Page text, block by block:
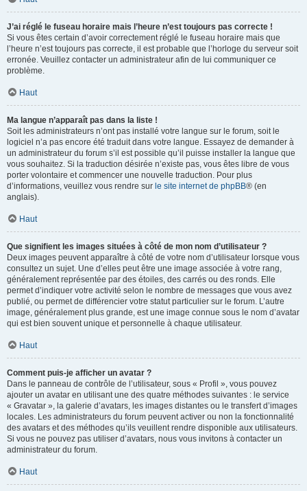
J’ai réglé le fuseau horaire mais l’heure n’est toujours pas correcte !
Si vous êtes certain d’avoir correctement réglé le fuseau horaire mais que
l’heure n’est toujours pas correcte, il est probable que l’horloge du serveur soit
erronée. Veuillez contacter un administrateur afin de lui communiquer ce
problème.
Haut
Ma langue n’apparaît pas dans la liste !
Soit les administrateurs n’ont pas installé votre langue sur le forum, soit le
logiciel n’a pas encore été traduit dans votre langue. Essayez de demander à
un administrateur du forum s’il est possible qu’il puisse installer la langue que
vous souhaitez. Si la traduction désirée n’existe pas, vous êtes libre de vous
porter volontaire et commencer une nouvelle traduction. Pour plus
d’informations, veuillez vous rendre sur le site internet de phpBB® (en
anglais).
Haut
Que signifient les images situées à côté de mon nom d’utilisateur ?
Deux images peuvent apparaître à côté de votre nom d’utilisateur lorsque vous
consultez un sujet. Une d’elles peut être une image associée à votre rang,
généralement représentée par des étoiles, des carrés ou des ronds. Elle
permet d’indiquer votre activité selon le nombre de messages que vous avez
publié, ou permet de différencier votre statut particulier sur le forum. L’autre
image, généralement plus grande, est une image connue sous le nom d’avatar
qui est bien souvent unique et personnelle à chaque utilisateur.
Haut
Comment puis-je afficher un avatar ?
Dans le panneau de contrôle de l’utilisateur, sous « Profil », vous pouvez
ajouter un avatar en utilisant une des quatre méthodes suivantes : le service
« Gravatar », la galerie d’avatars, les images distantes ou le transfert d’images
locales. Les administrateurs du forum peuvent activer ou non la fonctionnalité
des avatars et des méthodes qu’ils veuillent rendre disponible aux utilisateurs.
Si vous ne pouvez pas utiliser d’avatars, nous vous invitons à contacter un
administrateur du forum.
Haut